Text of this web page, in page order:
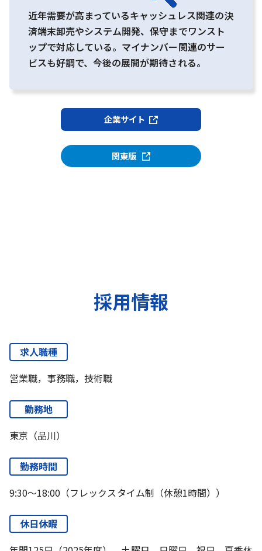
近年需要が高まっているキャッシュレス関連の決
済端末卸売やシステム開発、保守までワンスト
ップで対応している。マイナンバー関連のサー
ビスも好調で、今後の展開が期待される。
企業サイト
関東版
採用情報
求人職種
営業職，事務職，技術職
勤務地
東京（品川）
勤務時間
9:30～18:00（フレックスタイム制（休憩1時間））
休日休暇